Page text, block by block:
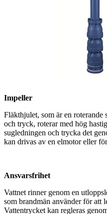
Impeller
Fläkthjulet, som är en roterande
och tryck, roterar med hög
sugledningen och trycka det
kan drivas av en elmotor eller
Ansvarsfrihet
Vattnet rinner genom en
som brandmän använder för att
Vattentrycket kan regleras